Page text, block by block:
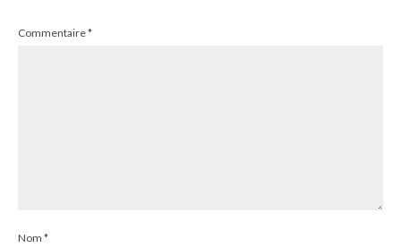
Commentaire*
Nom *